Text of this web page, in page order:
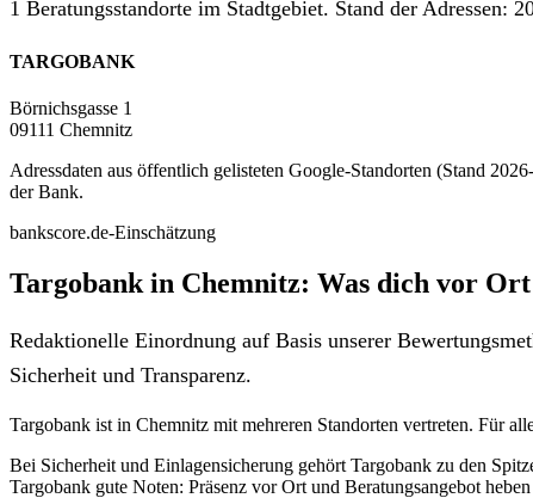
1 Beratungsstandorte im Stadtgebiet. Stand der Adressen:
TARGOBANK
Börnichsgasse 1
09111 Chemnitz
Adressdaten aus öffentlich gelisteten Google-Standorten (Stand
der Bank.
bankscore.de-Einschätzung
Targobank in Chemnitz: Was dich vor
Redaktionelle Einordnung auf Basis unserer
Sicherheit und Transparenz.
Targobank ist in Chemnitz mit mehreren Standorten vertreten. Für
Bei Sicherheit und Einlagensicherung gehört Targobank zu den
Targobank gute Noten: Präsenz vor Ort und Beratungsangebot